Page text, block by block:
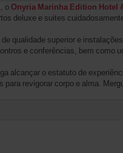
o Onyria Marinha Edition Hotel
deluxe e suites
qualidade superior e
e conferências, bem como
alcançar o estatuto de
para revigorar corpo e alma.